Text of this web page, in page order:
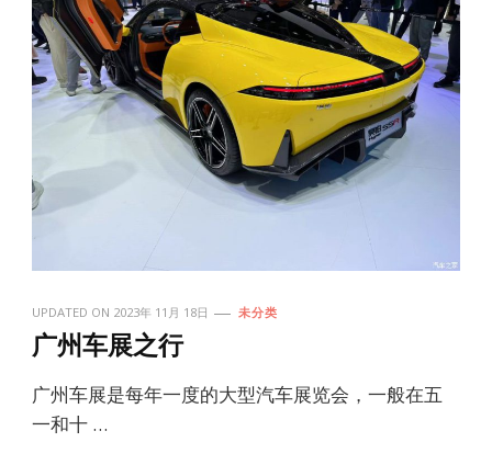
UPDATED ON 2023年 11月 18日 未分类
广州车展之行
广州车展是每年一度的大型汽车展览会，一般在五
一和十 …